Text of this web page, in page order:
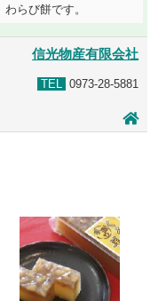
わらび餅です。
信光物産有限会社
TEL 0973-28-5881